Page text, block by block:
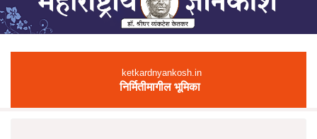
ketkardnyankosh.in
निर्मितीमागील भूमिका